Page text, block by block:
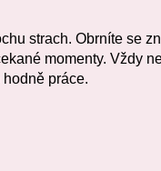
strach. Obrníte se
momenty. Vždy
práce.